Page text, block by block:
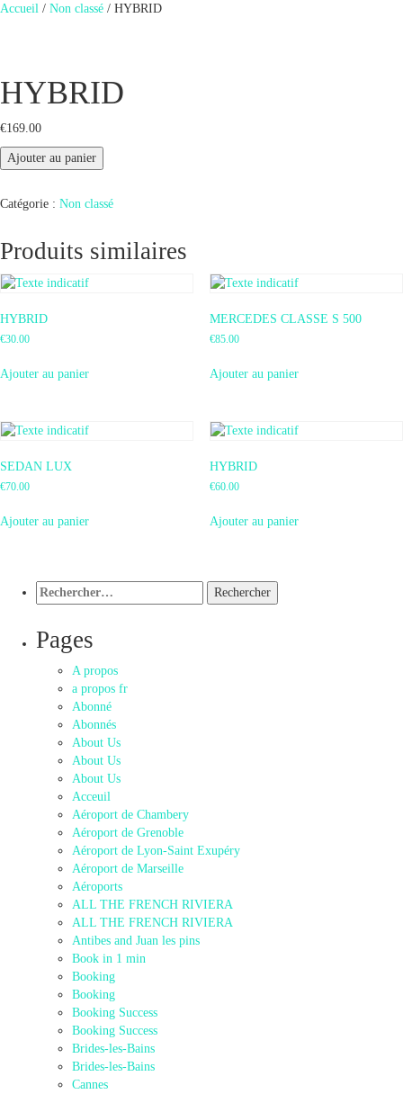
Accueil / Non classé / HYBRID
HYBRID
€169.00
Ajouter au panier
Catégorie : Non classé
Produits similaires
HYBRID
€30.00
Ajouter au panier
MERCEDES CLASSE S 500
€85.00
Ajouter au panier
SEDAN LUX
€70.00
Ajouter au panier
HYBRID
€60.00
Ajouter au panier
Pages
A propos
a propos fr
Abonné
Abonnés
About Us
About Us
About Us
Acceuil
Aéroport de Chambery
Aéroport de Grenoble
Aéroport de Lyon-Saint Exupéry
Aéroport de Marseille
Aéroports
ALL THE FRENCH RIVIERA
ALL THE FRENCH RIVIERA
Antibes and Juan les pins
Book in 1 min
Booking
Booking
Booking Success
Booking Success
Brides-les-Bains
Brides-les-Bains
Cannes